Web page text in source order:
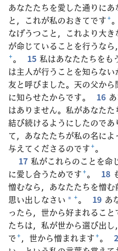
あなたたちを愛した通りに
と，これが私のおきてです+。
なげうつこと，これより大
が命じていることを行うな
+。 15 私はあなたたちをも
は主人が行うことを知らな
友と呼びました。天の父か
に知らせたからです。
16
はありません。私があなた
結び続けるようにしたので
て，あなたたちが私の名に
与えてくださるのです+。
17 私がこれらのことを命
に愛し合うためです+。 18
憎むなら，あなたたちを憎
思い出しなさい * +。 19 あ
ったら，世から好まれるこ
たちは，私が世から選び出
で+，世から憎まれます+。